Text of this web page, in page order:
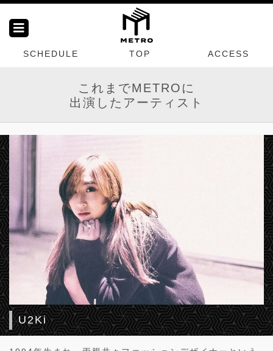
SCHEDULE TOP ACCESS
これまでMETROに
出演したアーティスト
U2Ki